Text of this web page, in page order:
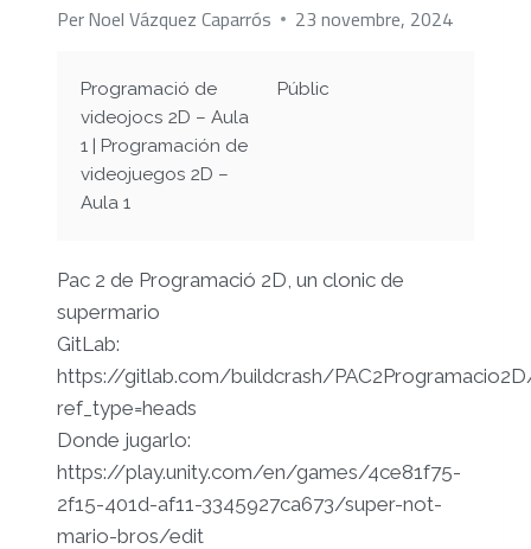
PerNoel Vázquez Caparrós 23 novembre, 2024
Programació de
videojocs 2D – Aula
1 | Programación de
videojuegos 2D –
Aula 1
Públic
Pac 2 de Programació 2D, un clonic de
supermario
GitLab:
https://gitlab.com/buildcrash/
ref_type=heads
Donde jugarlo:
https://play.unity.com/en/games/4ce81f75-
2f15-401d-af11-3345927ca673/super-not-
mario-bros/edit